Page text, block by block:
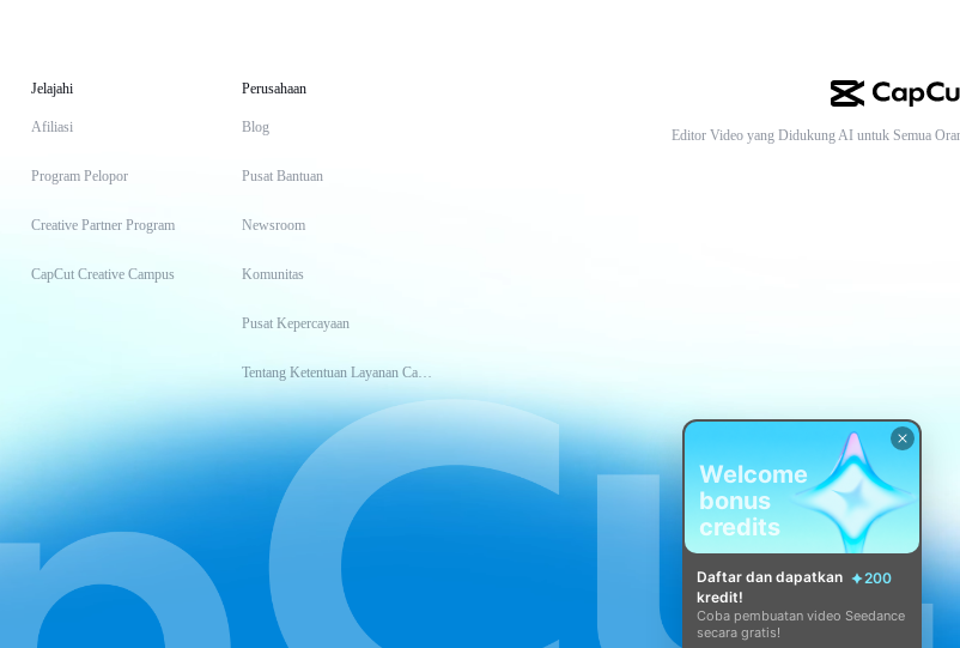
Jelajahi
Afiliasi
Program Pelopor
Creative Partner Program
CapCut Creative Campus
Perusahaan
Blog
Pusat Bantuan
Newsroom
Komunitas
Pusat Kepercayaan
Tentang Ketentuan Layanan CapCut
Editor Video yang Didukung AI untuk Semua
Welcome
bonus
credits
Daftar dan dapatkan
200
kredit!
Coba pembuatan video Seedance
secara gratis!